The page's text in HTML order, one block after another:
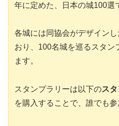
年に定めた、日本の城100選
各城には同協会がデザイン
おり、100名城を巡るスタン
ます。
スタンプラリーは以下のス
を購入することで、誰でも参